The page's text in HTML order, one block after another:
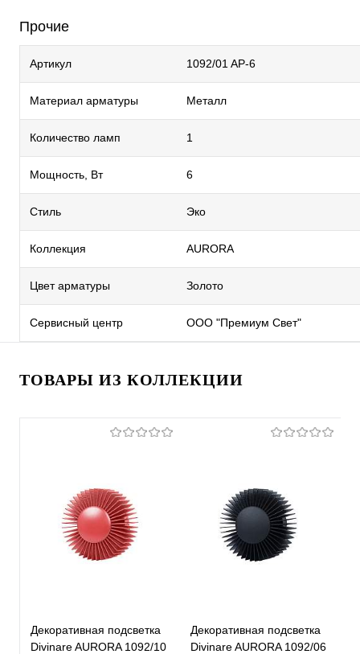
Прочие
Артикул 1092/01 AP-6
Материал арматуры Металл
Количество ламп 1
Мощность, Вт 6
Стиль Эко
Коллекция AURORA
Цвет арматуры Золото
Сервисный центр ООО "Премиум Свет"
ТОВАРЫ ИЗ КОЛЛЕКЦИИ
Декоративная подсветка
Divinare AURORA 1092/10
Декоративная подсветка
Divinare AURORA 1092/06